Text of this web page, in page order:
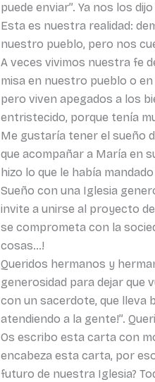
puede enviar”. Ya nos los
Esta es nuestra realidad:
nuestro pueblo, pero nos
A veces vivimos nuestra fe
misa en nuestro pueblo o
pero viven apegados a los
entristecido, porque tenía
Me gustaría tener el sueño
que acompañar a María en
hizo lo que le había
Sueño con una Iglesia
invite a unirse al proyecto
se comprometa con la
cosas…!
Queridos hermanos y
generosidad para dejar que
con un sacerdote, que lleva
atendiendo a la gente!”.
Os escribo esta carta con
encabeza esta carta, por
futuro de nuestra Iglesia?